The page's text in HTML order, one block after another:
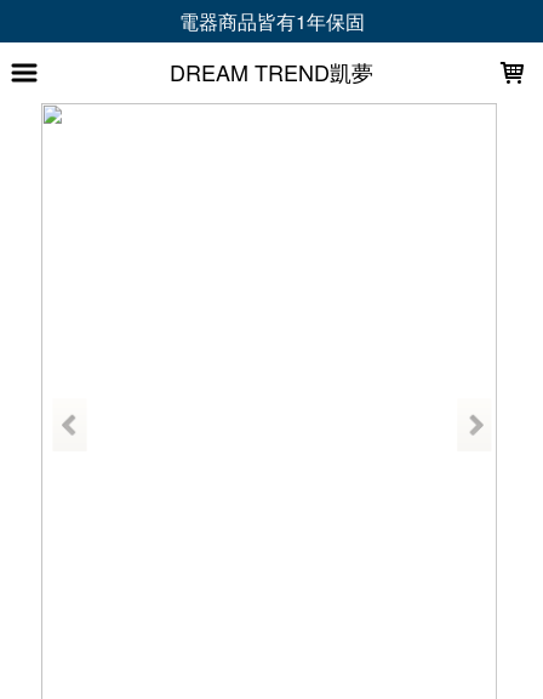
DREAM TREND凱夢
電器商品皆有1年保固